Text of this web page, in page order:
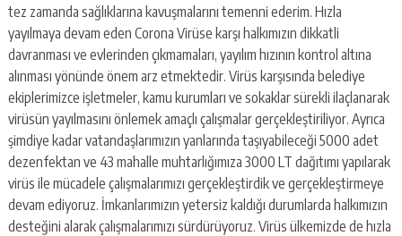
tez zamanda sağlıklarına kavuşmalarını temenni ederim. Hızla
yayılmaya devam eden Corona Virüse karşı halkımızın dikkatli
davranması ve evlerinden çıkmamaları, yayılım hızının kontrol altına
alınması yönünde önem arz etmektedir. Virüs karşısında belediye
ekiplerimizce işletmeler, kamu kurumları ve sokaklar sürekli ilaçlanarak
virüsün yayılmasını önlemek amaçlı çalışmalar gerçekleştiriliyor. Ayrıca
şimdiye kadar vatandaşlarımızın yanlarında taşıyabileceği 5000 adet
dezenfektan ve 43 mahalle muhtarlığımıza 3000 LT dağıtımı yapılarak
virüs ile mücadele çalışmalarımızı gerçekleştirdik ve gerçekleştirmeye
devam ediyoruz. İmkanlarımızın yetersiz kaldığı durumlarda halkımızın
desteğini alarak çalışmalarımızı sürdürüyoruz. Virüs ülkemizde de hızla